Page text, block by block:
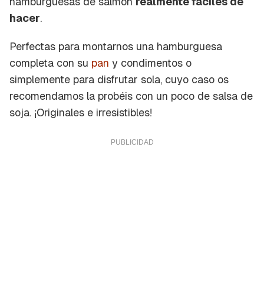
hacer.
Perfectas para montarnos una hamburguesa
completa con su pan y condimentos o
simplemente para disfrutar sola, cuyo caso os
recomendamos la probéis con un poco de salsa de
soja. ¡Originales e irresistibles!